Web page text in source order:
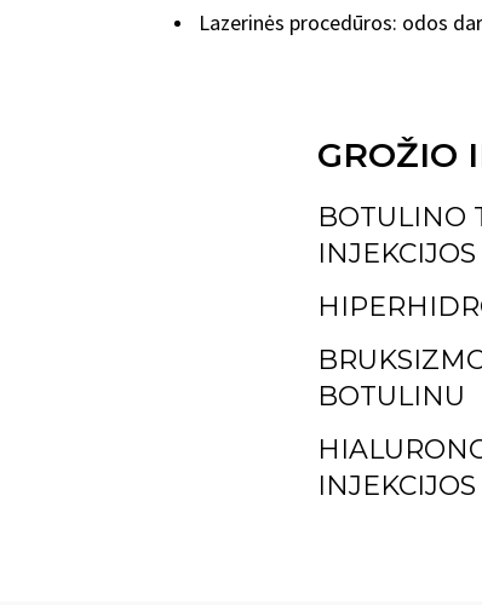
Lazerinės procedūros: odos
GROŽIO
BOTULINO
INJEKCIJOS
BOTULINU
INJEKCIJOS